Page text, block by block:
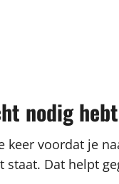
nodig
voordat je
Dat helpt